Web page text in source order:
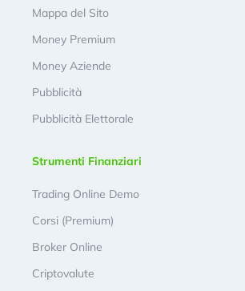
Mappa del Sito
Money Premium
Money Aziende
Pubblicità
Pubblicità Elettorale
Strumenti Finanziari
Trading Online Demo
Corsi (Premium)
Broker Online
Criptovalute